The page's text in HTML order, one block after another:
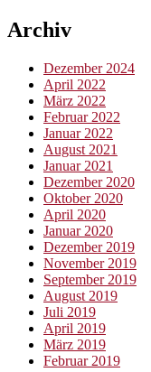
Archiv
Dezember 2024
April 2022
März 2022
Februar 2022
Januar 2022
August 2021
Januar 2021
Dezember 2020
Oktober 2020
April 2020
Januar 2020
Dezember 2019
November 2019
September 2019
August 2019
Juli 2019
April 2019
März 2019
Februar 2019